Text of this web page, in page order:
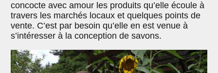
concocte avec amour les produits qu’elle écoule à
travers les marchés locaux et quelques points de
vente. C’est par besoin qu’elle en est venue à
s’intéresser à la conception de savons.